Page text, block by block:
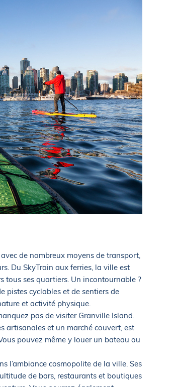
de nombreux moyens de transport,
Du SkyTrain aux ferries, la ville est
tous ses quartiers. Un incontournable ?
pistes cyclables et de sentiers de
et activité physique.
pas de visiter Granville Island.
artisanales et un marché couvert, est
pouvez même y louer un bateau ou
l’ambiance cosmopolite de la ville. Ses
de bars, restaurants et boutiques